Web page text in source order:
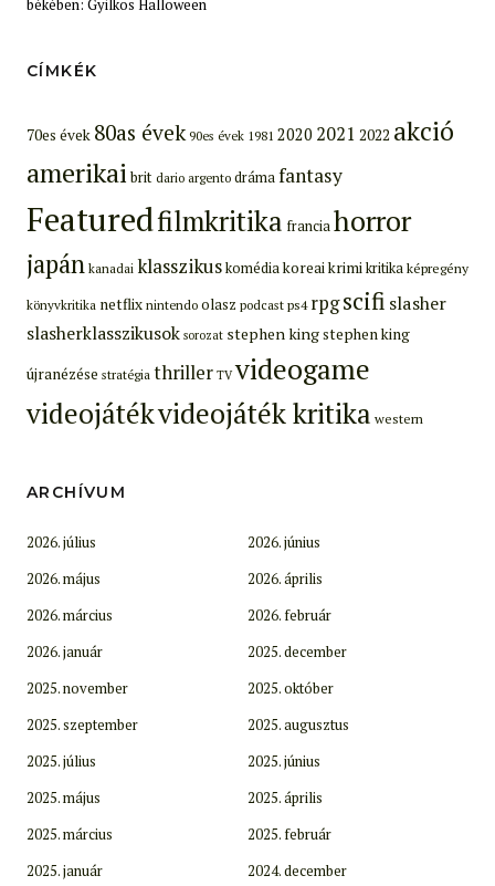
békében: Gyilkos Halloween
CÍMKÉK
70es évek 80as évek 90es évek 1981 2020 2021 2022 akció
amerikaibrit dario argento drámafantasy
Featuredfilmkritika franciahorror
japán kanadai klasszikuskomédiakoreaikrimikritikaképregény
könyvkritika netflix nintendo olasz podcast ps4 rpgscifi slasher
slasherklasszikusok sorozat stephen kingstephen king
újranézése stratégia thriller TV videogame
videojátékvideojáték kritika western
ARCHÍVUM
2026. július
2026. június
2026. május
2026. április
2026. március
2026. február
2026. január
2025. december
2025. november
2025. október
2025. szeptember
2025. augusztus
2025. július
2025. június
2025. május
2025. április
2025. március
2025. február
2025. január
2024. december